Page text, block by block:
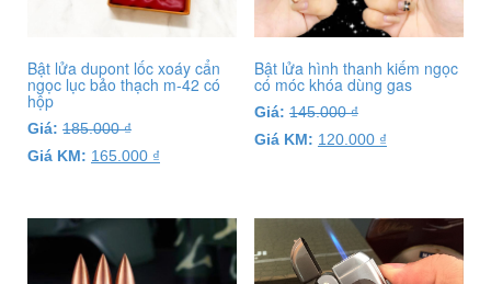
Bật lửa dupont lốc xoáy cẩn
ngọc lục bảo thạch m-42 có
hộp
Giá: 185.000₫
Giá KM: 165.000 ₫
Bật lửa hình thanh kiếm ngọc
có móc khóa dùng gas
Giá: 145.000₫
Giá KM: 120.000 ₫